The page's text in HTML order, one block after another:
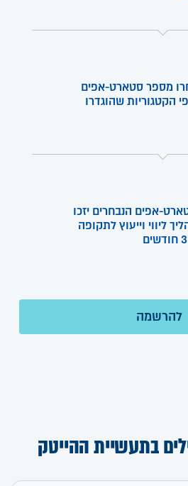
מספר סטארט-אפים
הקטגוריות שהוגדרו
אפים הנבחרים יזכו
ליווי וייעוץ לתקופה
בתעשיית ההייטק